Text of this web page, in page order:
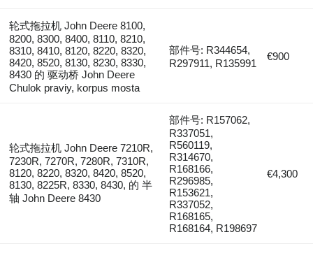
轮式拖拉机 John Deere 8100,
8200, 8300, 8400, 8110, 8210,
8310, 8410, 8120, 8220, 8320,
8420, 8520, 8130, 8230, 8330,
8430 的 驱动桥 John Deere
Chulok praviy, korpus mosta
部件号: R344654,
R297911, R135991
€900
轮式拖拉机 John Deere 7210R,
7230R, 7270R, 7280R, 7310R,
8120, 8220, 8320, 8420, 8520,
8130, 8225R, 8330, 8430, 的 半
轴 John Deere 8430
部件号: R157062,
R337051,
R560119,
R314670,
R168166,
R296985,
R153621,
R337052,
R168165,
R168164, R198697
€4,300